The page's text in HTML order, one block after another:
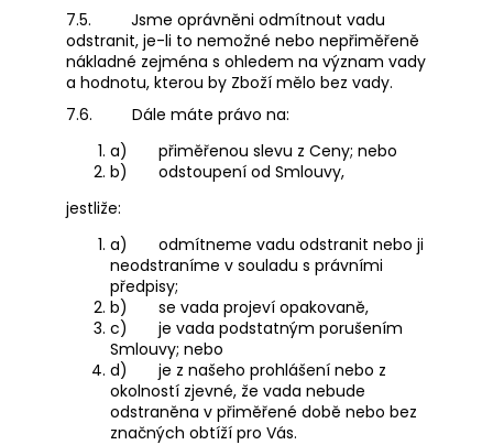
7.5.
Jsme oprávněni odmítnout vadu
odstranit, je-li to nemožné nebo nepřiměřeně
nákladné zejména s ohledem na význam vady
a hodnotu, kterou by Zboží mělo bez vady.
7.6.
Dále máte právo na:
a)
přiměřenou slevu z Ceny; nebo
b)
odstoupení od Smlouvy,
jestliže:
a)
odmítneme vadu odstranit nebo ji
neodstraníme v souladu s právními
předpisy;
b)
se vada projeví opakovaně,
c)
je vada podstatným porušením
Smlouvy; nebo
d)
je z našeho prohlášení nebo z
okolností zjevné, že vada nebude
odstraněna v přiměřené době nebo bez
značných obtíží pro Vás.